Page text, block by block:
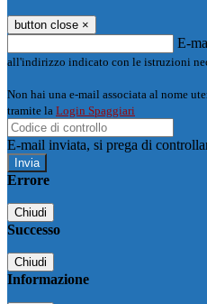
button close ×
E-
all'indirizzo indicato con le istruzioni
Non hai una e-mail associata al nome
tramite la Login Spaggiari
E-mail inviata, si prega di
Errore
Chiudi
Successo
Chiudi
Informazione